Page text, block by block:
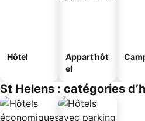
Hôtel
Appart’hôt
el
St Helens : catégories